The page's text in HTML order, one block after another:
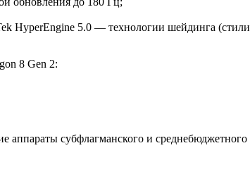
HyperEngine 5.0 — технологии шейдинга
8 Gen 2:
аппараты субфлагманского и среднебюджетного